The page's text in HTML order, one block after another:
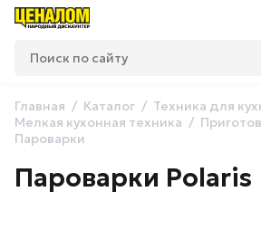
Главная Каталог
Техника для
Мелкая кухонная техника
Пароварки
Пароварки Polaris